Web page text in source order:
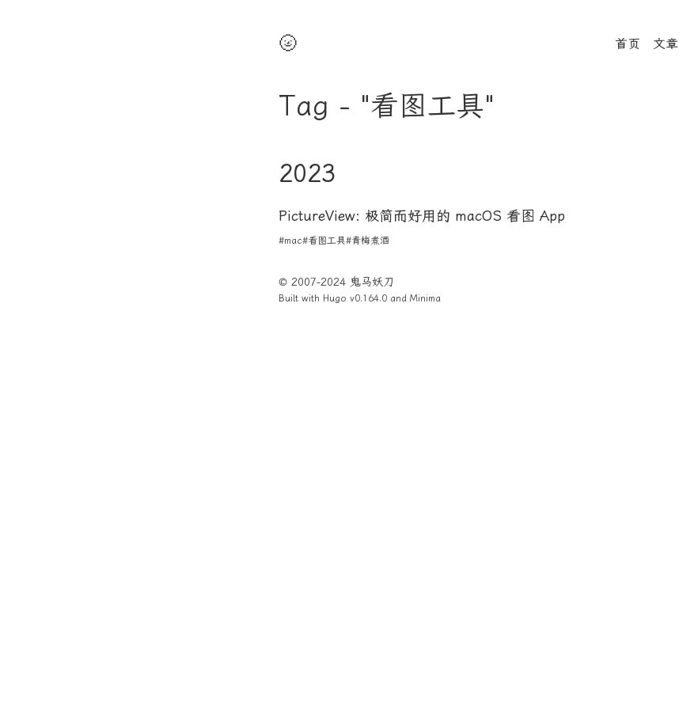
🌝 首页 文章
Tag - "看图工具"
2023
PictureView: 极简而好用的 macOS 看图 App
#mac#看图工具#青梅煮酒
© 2007-2024 鬼马妖刀
Built with Hugo v0.164.0 and Minima